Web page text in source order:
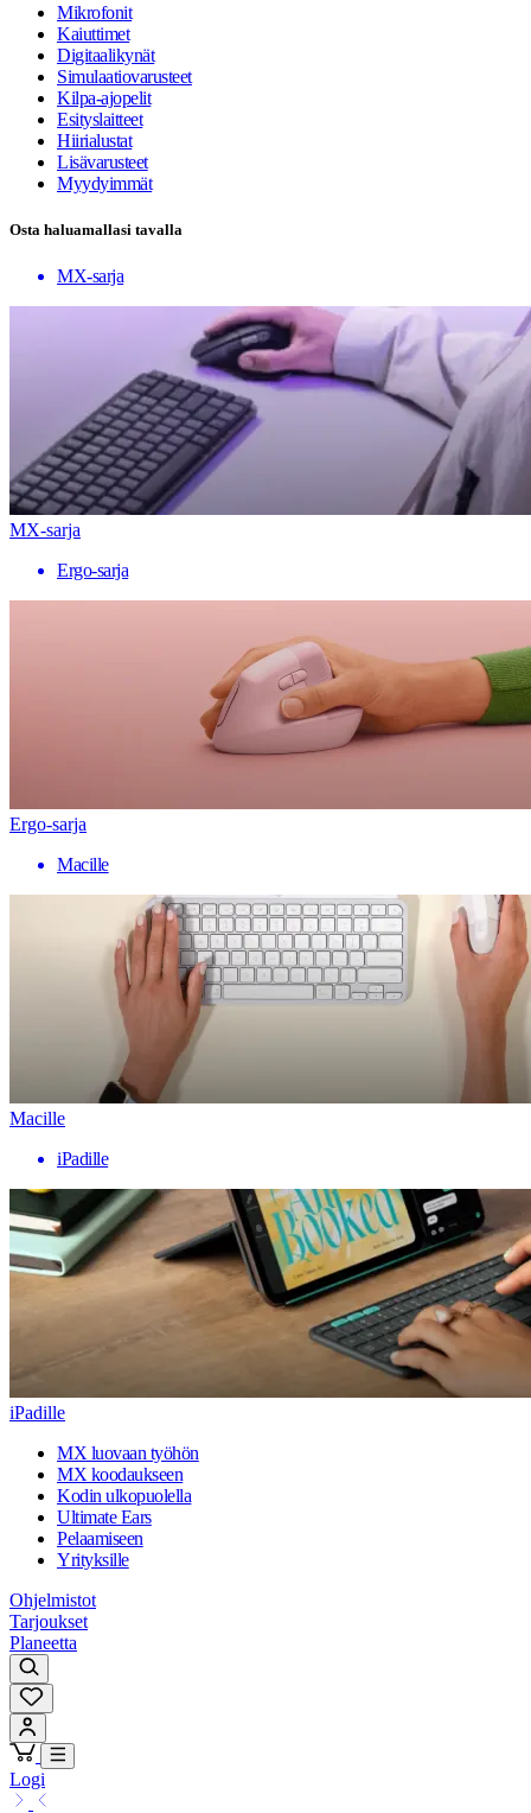
Mikrofonit
Kaiuttimet
Digitaalikynät
Simulaatiovarusteet
Kilpa-ajopelit
Esityslaitteet
Hiirialustat
Lisävarusteet
Myydyimmät
Osta haluamallasi tavalla
MX-sarja
MX-sarja
Ergo-sarja
Ergo-sarja
Macille
Macille
iPadille
iPadille
MX luovaan työhön
MX koodaukseen
Kodin ulkopuolella
Ultimate Ears
Pelaamiseen
Yrityksille
Ohjelmistot
Tarjoukset
Planeetta
Logi